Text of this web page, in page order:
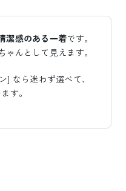
潔感のある一着です。
ゃんとして見えます。
] なら迷わず選べて、
す。